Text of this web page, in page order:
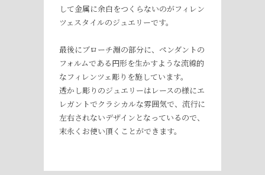
して金属に余白をつくらないのがフィレン
ツェスタイルのジュエリーです。
最後にブローチ淵の部分に、ペンダントの
フォルムである円形を生かすような流線的
なフィレンツェ彫りを施しています。
透かし彫りのジュエリーはレースの様にエ
レガントでクラシカルな雰囲気で、流行に
左右されないデザインとなっているので、
末永くお使い頂くことができます。